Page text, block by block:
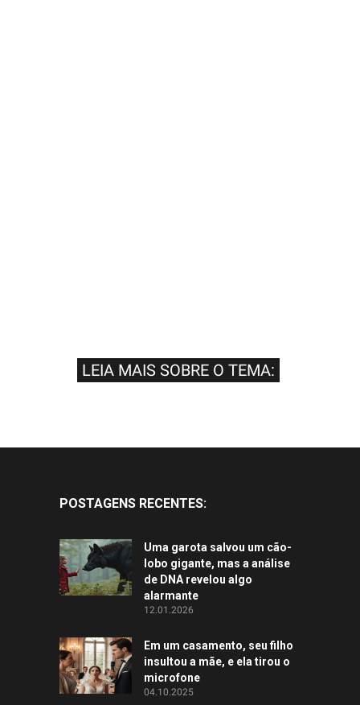
LEIA MAIS SOBRE O TEMA:
POSTAGENS RECENTES:
Uma garota salvou um cão-
lobo gigante, mas a análise
de DNA revelou algo
alarmante
12.01.2026
Em um casamento, seu filho
insultou a mãe, e ela tirou o
microfone
04.10.2025